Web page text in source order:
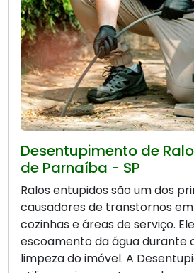
Desentupimento de
de Parnaíba - SP
Ralos entupidos são um dos
causadores de transtornos
cozinhas e áreas de serviço.
escoamento da água durante
limpeza do imóvel. A